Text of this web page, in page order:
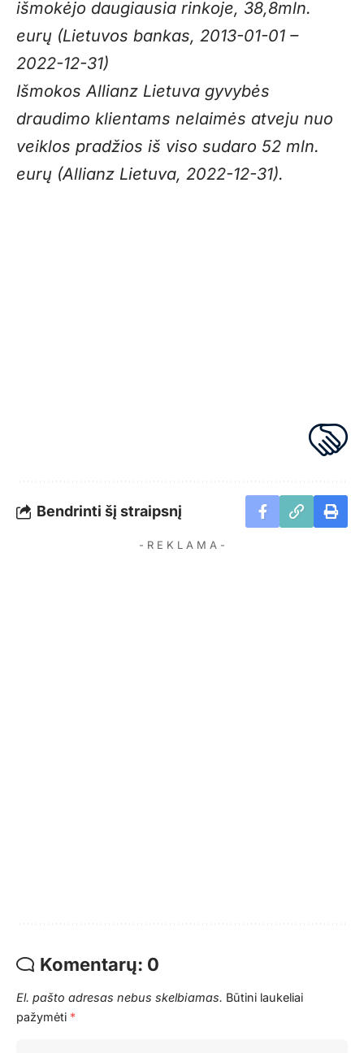
išmokėjo daugiausia rinkoje, 38,8mln.
eurų (Lietuvos bankas, 2013-01-01 –
2022-12-31)
Išmokos Allianz Lietuva gyvybės
draudimo klientams nelaimės atveju nuo
veiklos pradžios iš viso sudaro 52 mln.
eurų (Allianz Lietuva, 2022-12-31).
Bendrinti šį straipsnį
- R E K L A M A -
Komentarų: 0
El. pašto adresas nebus skelbiamas. Būtini laukeliai
pažymėti *